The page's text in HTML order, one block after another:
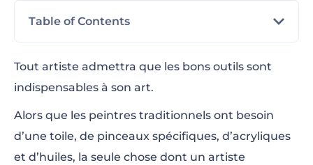
Table of Contents
Logiciels de graphisme téléchargeables
Logiciels de conception graphique 3D
Tout artiste admettra que les bons outils sont
indispensables à son art.
Alors que les peintres traditionnels ont besoin
d’une toile, de pinceaux spécifiques, d’acryliques
et d’huiles, la seule chose dont un artiste